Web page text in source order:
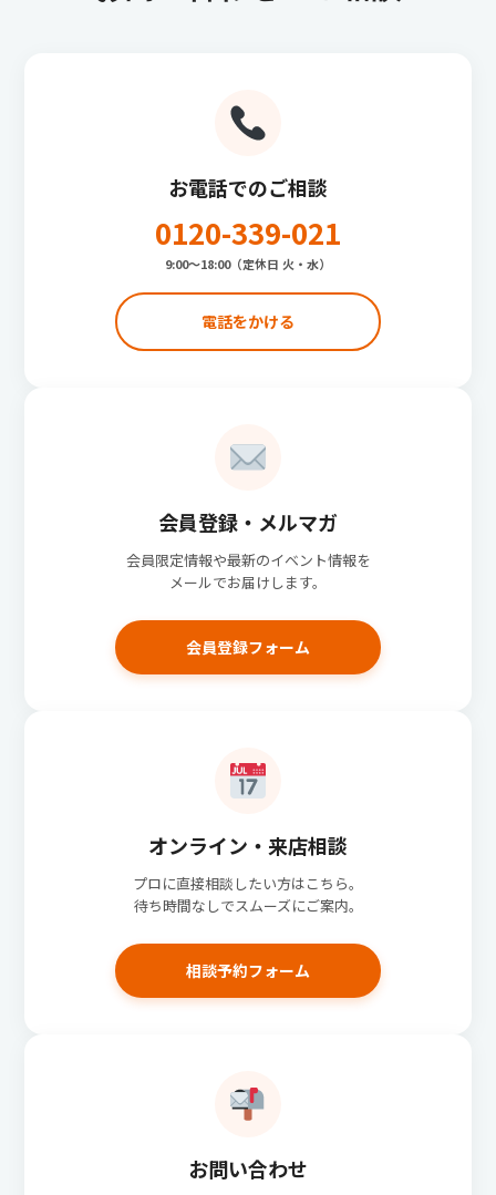
お電話でのご相談
0120-339-021
9:00〜18:00（定休日 火・水）
電話をかける
会員登録・メルマガ
会員限定情報や最新のイベント情報を
メールでお届けします。
会員登録フォーム
オンライン・来店相談
プロに直接相談したい方はこちら。
待ち時間なしでスムーズにご案内。
相談予約フォーム
お問い合わせ